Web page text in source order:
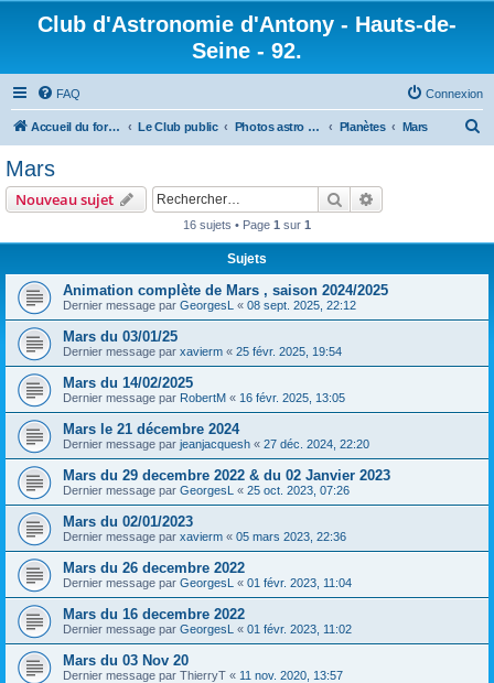
Club d'Astronomie d'Antony - Hauts-de-
Seine - 92.
FAQ Connexion
Accueil du forum Le Club public Photos astro des membres Planètes Mars
r
Mars
Nouveau sujet Rechercher
16 sujets • Page 1 sur 1
Sujets
Animation complète de Mars , saison 2024/2025
Dernier message par GeorgesL « 08 sept. 2025, 22:12
Mars du 03/01/25
Dernier message par xavierm « 25 févr. 2025, 19:54
Mars du 14/02/2025
Dernier message par RobertM « 16 févr. 2025, 13:05
Mars le 21 décembre 2024
Dernier message par jeanjacquesh « 27 déc. 2024, 22:20
Mars du 29 decembre 2022 & du 02 Janvier 2023
Dernier message par GeorgesL « 25 oct. 2023, 07:26
Mars du 02/01/2023
Dernier message par xavierm « 05 mars 2023, 22:36
Mars du 26 decembre 2022
Dernier message par GeorgesL « 01 févr. 2023, 11:04
Mars du 16 decembre 2022
Dernier message par GeorgesL « 01 févr. 2023, 11:02
Mars du 03 Nov 20
Dernier message par ThierryT « 11 nov. 2020, 13:57